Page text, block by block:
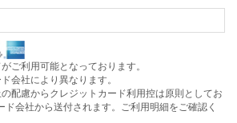
ご利用可能となっております。
会社により異なります。
配慮からクレジットカード利用控は原則としてお
ド会社から送付されます。ご利用明細をご確認く